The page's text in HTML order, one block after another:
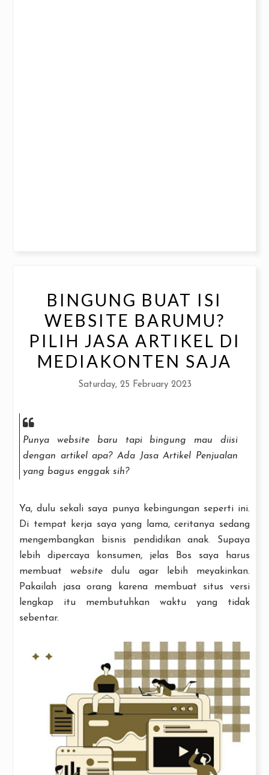
BINGUNG BUAT ISI
WEBSITE BARUMU?
PILIH JASA ARTIKEL DI
MEDIAKONTEN SAJA
Saturday, 25 February 2023
Punya websitebaru tapi bingung mau diisi
dengan artikel apa? Ada Jasa Artikel Penjualan
yang bagus enggak sih?
Ya, dulu sekali saya punya kebingungan seperti ini.
Di tempat kerja saya yang lama, ceritanya sedang
mengembangkan bisnis pendidikan anak. Supaya
lebih dipercaya konsumen, jelas Bos saya harus
membuatwebsite dulu agar lebih meyakinkan.
Pakailah jasa orang karena membuat situs versi
lengkap itu membutuhkan waktu yang tidak
sebentar.